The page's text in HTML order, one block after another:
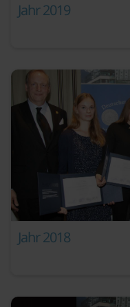
Jahr 2019
Jahr 2018